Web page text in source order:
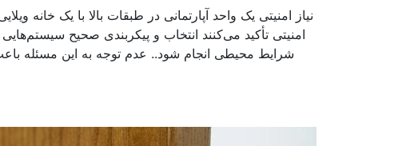
نیاز امنیتی یک واحد آپارتمانی در طبقات بالا با یک خانه
امنیتی تأکید می‌کنند انتخاب و پیکربندی صحیح سیستم‌هایی
شرایط محیطی انجام شود.. عدم توجه به این مسئله